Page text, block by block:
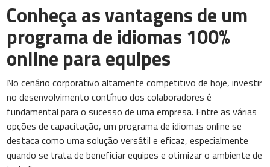
Conheça as vantagens de um
programa de idiomas 100%
online para equipes
No cenário corporativo altamente competitivo de hoje, investir
no desenvolvimento contínuo dos colaboradores é
fundamental para o sucesso de uma empresa. Entre as várias
opções de capacitação, um programa de idiomas online se
destaca como uma solução versátil e eficaz, especialmente
quando se trata de beneficiar equipes e otimizar o ambiente de